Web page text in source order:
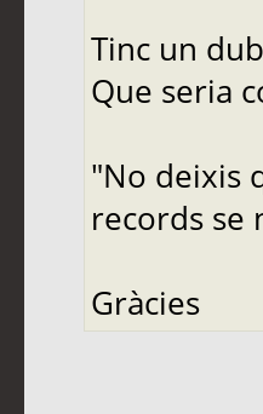
Tinc un
Que seria
"No deixis
records se
Gràcies